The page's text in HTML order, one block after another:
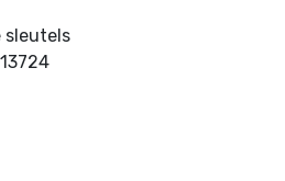
sleutels